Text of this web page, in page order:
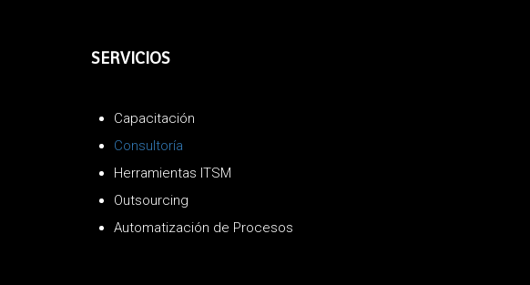
SERVICIOS
Capacitación
Consultoría
Herramientas ITSM
Outsourcing
Automatización de Procesos